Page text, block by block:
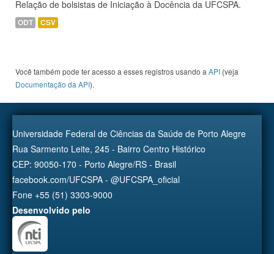
Relação de bolsistas de Iniciação à Docência da UFCSPA.
ODT CSV
Você também pode ter acesso a esses registros usando a API (veja
Documentação da API).
Universidade Federal de Ciências da Saúde de Porto Alegre
Rua Sarmento Leite, 245 - Bairro Centro Histórico
CEP: 90050-170 - Porto Alegre/RS - Brasil
facebook.com/UFCSPA - @UFCSPA_oficial
Fone +55 (51) 3303-9000
Desenvolvido pelo